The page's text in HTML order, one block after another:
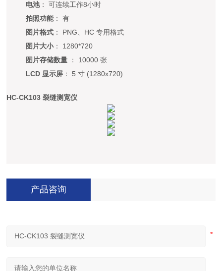
电池： 可连续工作8小时
拍照功能： 有
图片格式 ： PNG、HC 专用格式
图片大小： 1280*720
图片存储数量
： 10000 张
LCD 显示屏 ： 5 寸 (1280x720)
HC-CK103 裂缝测宽仪
产品咨询